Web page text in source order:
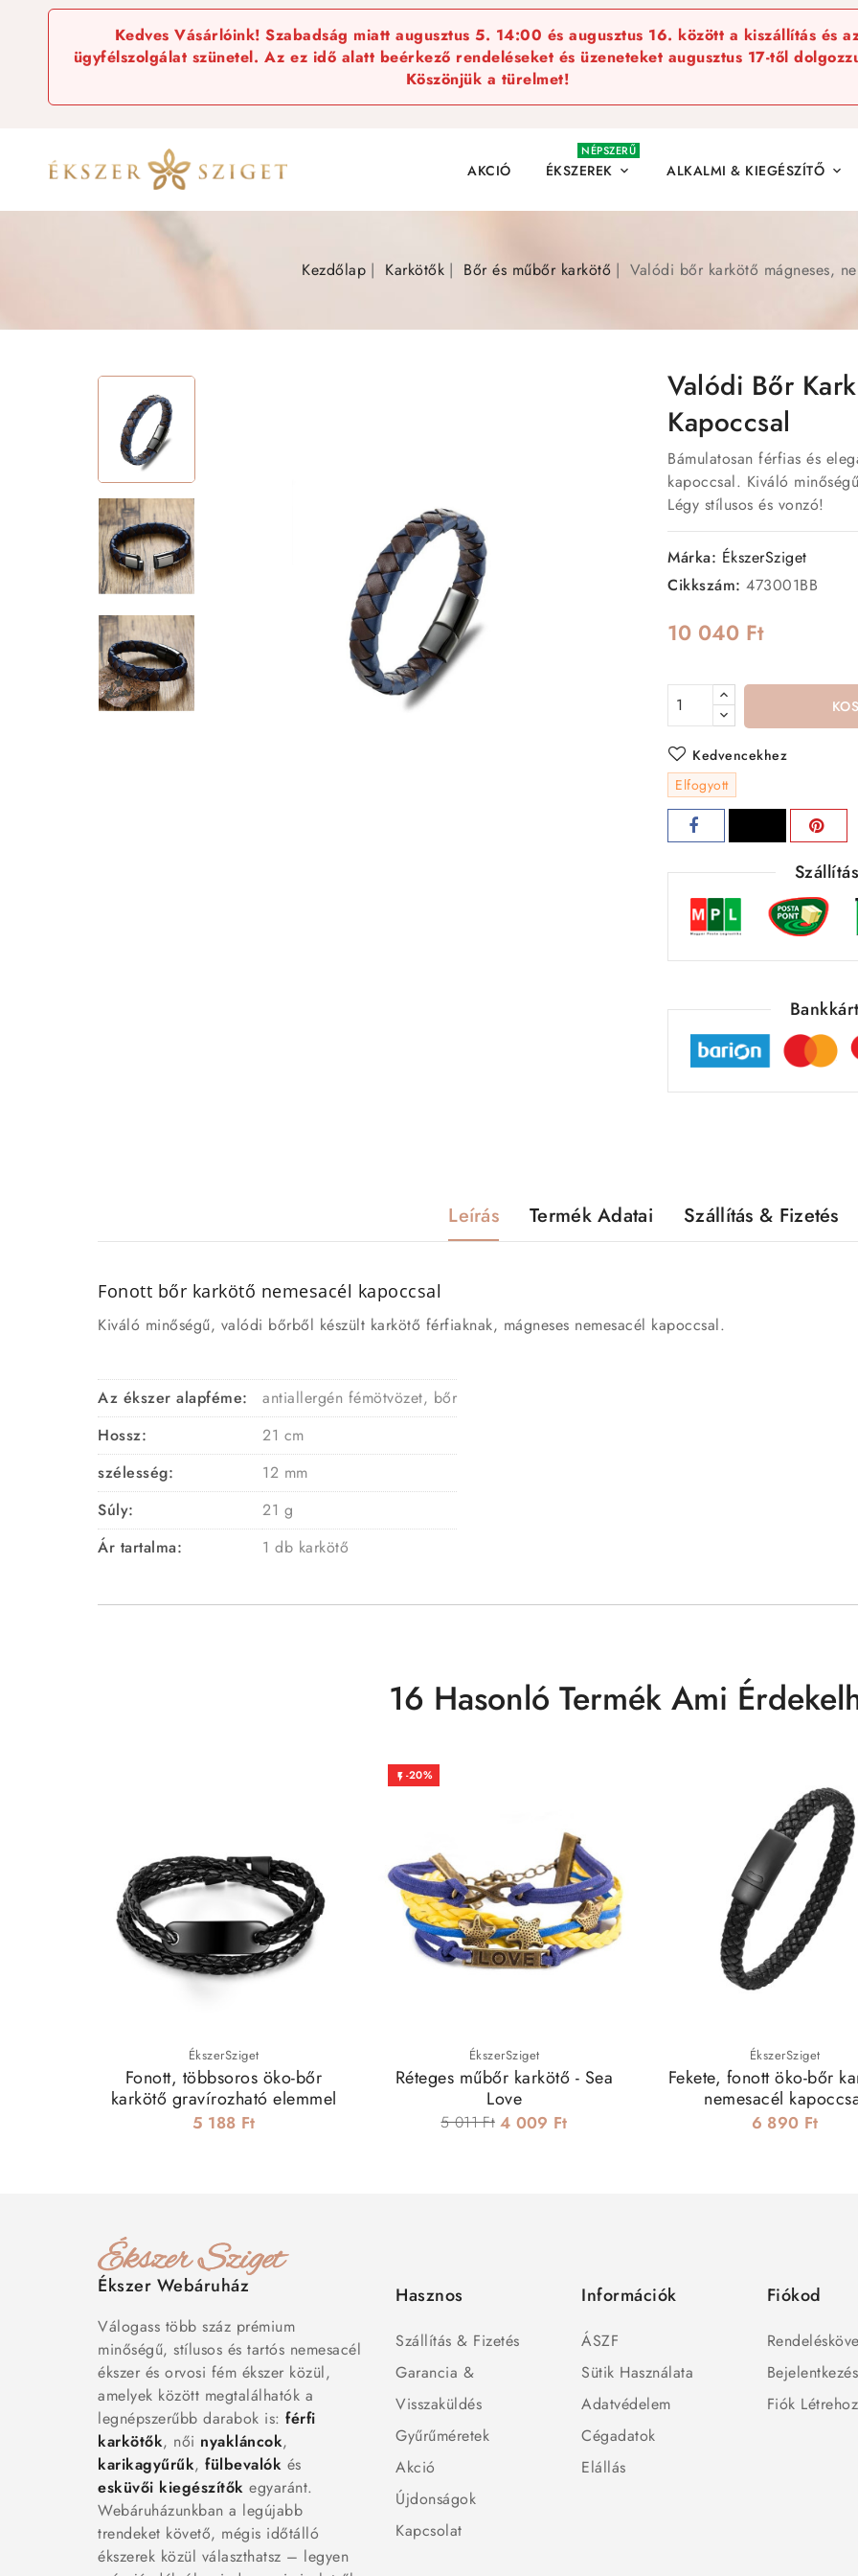
Kedves Vásárlóink! Szabadság miatt augusztus 5. 14:00 és augusztus 16. között a kiszállítás és
ügyfélszolgálat szünetel. Az ez idő alatt beérkező rendeléseket és üzeneteket augusztus 17-től
Köszönjük a türelmet!
AKCIÓ ÉKSZEREK 
NÉPSZERŰ
ALKALMI & KIEGÉSZÍTŐ 
Kezdőlap Karkötők Bőr és műbőr karkötő Valódi bőr karkötő mágneses,
Valódi Bőr
Kapoccsal
Bámulatosan férfias és
kapoccsal. Kiváló
Légy stílusos és vonzó!
Márka: ÉkszerSziget
Cikkszám: 473001BB
10 040 Ft
Kedvencekhez
Elfogyott
Leírás Termék Adatai Szállítás & Fizetés
Fonott bőr karkötő nemesacél kapoccsal
Kiváló minőségű, valódi bőrből készült karkötő férfiaknak, mágneses nemesacél kapoccsal.
Az ékszer alapféme:
antiallergén fémötvözet, bőr
Hossz:
21 cm
szélesség:
12 mm
Súly:
21 g
Ár tartalma:
1 db karkötő
16 Hasonló Termék Ami
ÉkszerSziget
Fonott, többsoros öko-bőr
karkötő gravírozható elemmel
5 188 Ft
 -20%
ÉkszerSziget
Réteges műbőr karkötő - Sea
Love
5 011 Ft 4 009 Ft
ÉkszerSziget
Fekete, fonott öko-bőr
nemesacél
6 890 Ft
Ékszer Webáruház
Válogass több száz prémium
minőségű, stílusos és tartós nemesacél
ékszer és orvosi fém ékszer közül,
amelyek között megtalálhatók a
legnépszerűbb darabok is: férfi
karkötők, női nyakláncok,
karikagyűrűk, fülbevalók és
esküvői kiegészítők egyaránt.
Webáruházunkban a legújabb
trendeket követő, mégis időtálló
ékszerek közül választhatsz – legyen
Hasznos
Szállítás & Fizetés
Garancia &
Visszaküldés
Gyűrűméretek
Akció
Újdonságok
Kapcsolat
Információk
ÁSZF
Sütik Használata
Adatvédelem
Cégadatok
Elállás
Fiókod
Bejelentkezés
Fiók